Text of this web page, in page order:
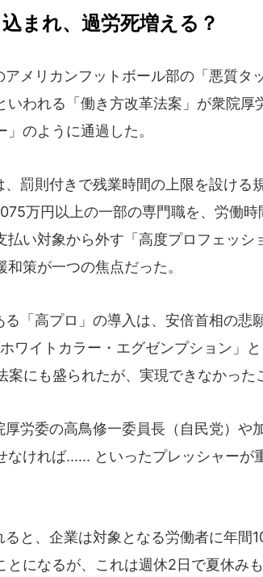
込まれ、過労死増える？
メリカンフットボール部の「悪質タ
いわれる「働き方改革法案」が衆院厚
のように通過した。
罰則付きで残業時間の上限を設ける
万円以上の一部の専門職を、労働
払い対象から外す「高度プロフェッシ
策が一つの焦点だった。
「高プロ」の導入は、安倍首相の悲
ホワイトカラー・エグゼンプション」
案にも盛られたが、実現できなかった
労委の高鳥修一委員長（自民党）や
なければ...... といったプレッシャーが
と、企業は対象となる労働者に年間
とになるが、これは週休2日で夏休み